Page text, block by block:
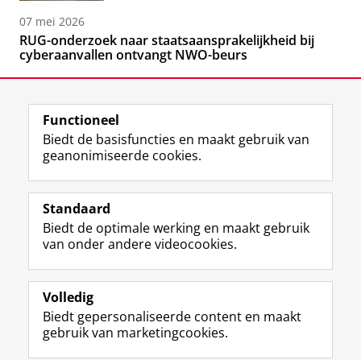
07 mei 2026
RUG-onderzoek naar staatsaansprakelijkheid bij
cyberaanvallen ontvangt NWO-beurs
Volg de RUG
F
a
e
b
o
p
a
L
i
k
e
I
-
p
R
S
-
f
e
R
I
n
t
r
m
Y
o
T
e
k
Studiekiezers
Alumni
Over ons
Functioneel
Biedt de basisfuncties en maakt gebruik van
geanonimiseerde cookies.
Standaard
Biedt de optimale werking en maakt gebruik
van onder andere videocookies.
Volledig
Biedt gepersonaliseerde content en maakt
gebruik van marketingcookies.